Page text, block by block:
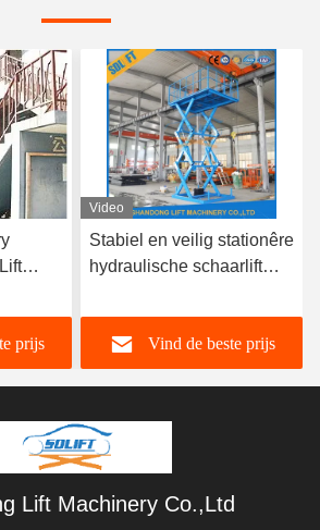
prijs
Video
Stabiel en veilig stationêre
hydraulische schaarlift
schaarlift tafel
Vind de beste prijs
Lift Machinery Co.,Ltd